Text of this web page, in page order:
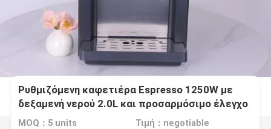
Ρυθμιζόμενη καφετιέρα Espresso 1250W με
δεξαμενή νερού 2.0L και προσαρμόσιμο έλεγχο
θερμοκρασίας
MOQ：5 units Τιμή：negotiable